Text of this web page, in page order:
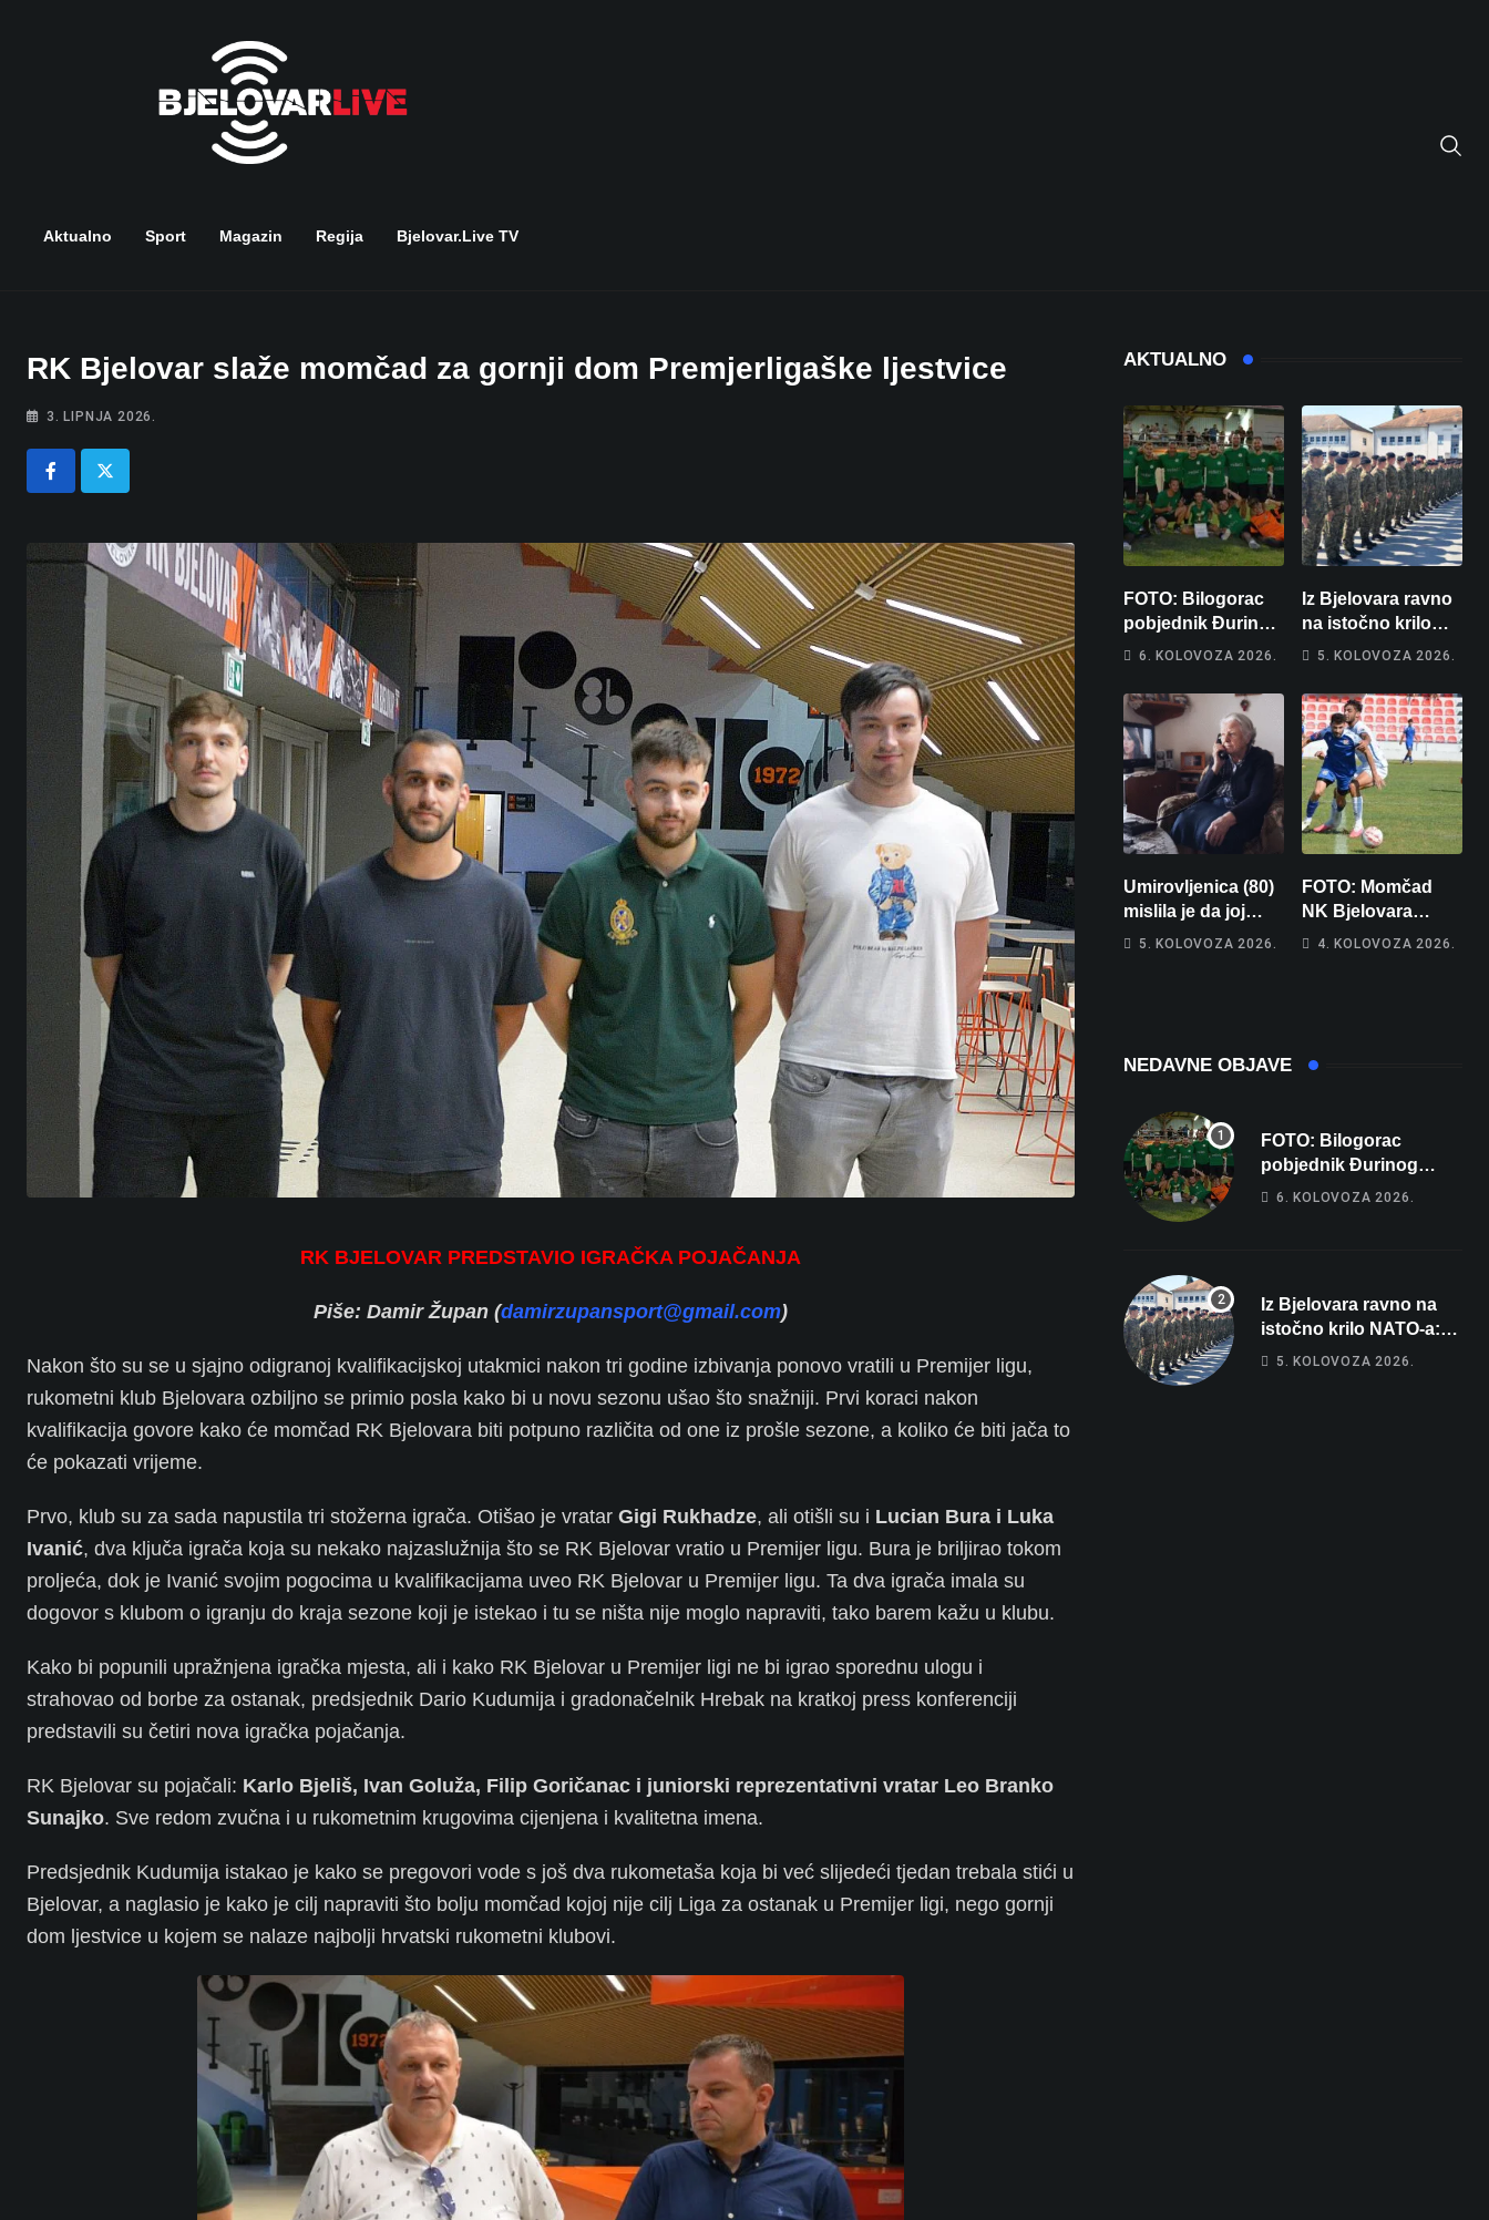
Aktualno Sport Magazin Regija Bjelovar.live TV
RK Bjelovar slaže momčad za gornji dom Premjerligaške ljestvice
3. LIPNJA 2026.
RK BJELOVAR PREDSTAVIO IGRAČKA POJAČANJA
Piše: Damir Župan (damirzupansport@gmail.com)
Nakon što su se u sjajno odigranoj kvalifikacijskoj utakmici nakon tri godine izbivanja ponovo vratili u Premijer ligu,
rukometni klub Bjelovara ozbiljno se primio posla kako bi u novu sezonu ušao što snažniji. Prvi koraci nakon
kvalifikacija govore kako će momčad RK Bjelovara biti potpuno različita od one iz prošle sezone, a koliko će biti jača to
će pokazati vrijeme.
Prvo, klub su za sada napustila tri stožerna igrača. Otišao je vratar Gigi Rukhadze, ali otišli su i Lucian Bura i Luka
Ivanić, dva ključa igrača koja su nekako najzaslužnija što se RK Bjelovar vratio u Premijer ligu. Bura je briljirao tokom
proljeća, dok je Ivanić svojim pogocima u kvalifikacijama uveo RK Bjelovar u Premijer ligu. Ta dva igrača imala su
dogovor s klubom o igranju do kraja sezone koji je istekao i tu se ništa nije moglo napraviti, tako barem kažu u klubu.
Kako bi popunili upražnjena igračka mjesta, ali i kako RK Bjelovar u Premijer ligi ne bi igrao sporednu ulogu i
strahovao od borbe za ostanak, predsjednik Dario Kudumija i gradonačelnik Hrebak na kratkoj press konferenciji
predstavili su četiri nova igračka pojačanja.
RK Bjelovar su pojačali: Karlo Bjeliš, Ivan Goluža, Filip Goričanac i juniorski reprezentativni vratar Leo Branko
Sunajko. Sve redom zvučna i u rukometnim krugovima cijenjena i kvalitetna imena.
Predsjednik Kudumija istakao je kako se pregovori vode s još dva rukometaša koja bi već slijedeći tjedan trebala stići u
Bjelovar, a naglasio je kako je cilj napraviti što bolju momčad kojoj nije cilj Liga za ostanak u Premijer ligi, nego gornji
dom ljestvice u kojem se nalaze najbolji hrvatski rukometni klubovi.
AKTUALNO
FOTO: Bilogorac
pobjednik Đurinog
memorijala
6. KOLOVOZA 2026.
Iz Bjelovara ravno
na istočno krilo
NATO-a: Evo kamo
vojnika i 6
vojnikinja
5. KOLOVOZA 2026.
Umirovljenica (80)
mislila je da joj
piše kći pa ostala
5. KOLOVOZA 2026.
FOTO: Momčad
NK Bjelovara
poprima jesenski
4. KOLOVOZA 2026.
NEDAVNE OBJAVE
FOTO: Bilogorac
pobjednik Đurinog
memorijala
6. KOLOVOZA 2026.
Iz Bjelovara ravno na
istočno krilo NATO-a:
Evo kamo odlazi 82
5. KOLOVOZA 2026.